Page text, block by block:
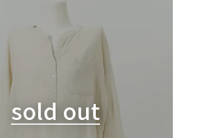
sold out